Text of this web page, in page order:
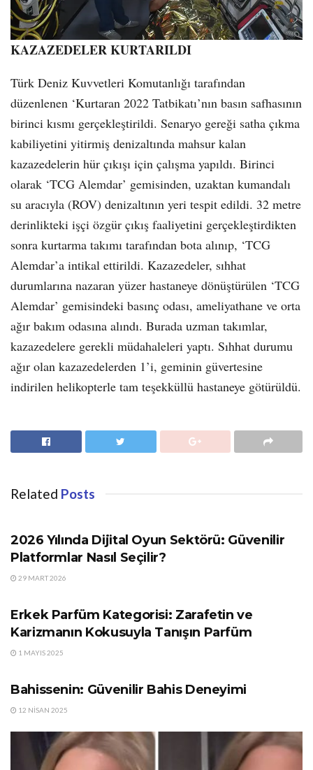
KAZAZEDELER KURTARILDI
Türk Deniz Kuvvetleri Komutanlığı tarafından
düzenlenen ‘Kurtaran 2022 Tatbikatı’nın basın safhasının
birinci kısmı gerçekleştirildi. Senaryo gereği satha çıkma
kabiliyetini yitirmiş denizaltında mahsur kalan
kazazedelerin hür çıkışı için çalışma yapıldı. Birinci
olarak ‘TCG Alemdar’ gemisinden, uzaktan kumandalı
su aracıyla (ROV) denizaltının yeri tespit edildi. 32 metre
derinlikteki işçi özgür çıkış faaliyetini gerçekleştirdikten
sonra kurtarma takımı tarafından bota alınıp, ‘TCG
Alemdar’a intikal ettirildi. Kazazedeler, sıhhat
durumlarına nazaran yüzer hastaneye dönüştürülen ‘TCG
Alemdar’ gemisindeki basınç odası, ameliyathane ve orta
ağır bakım odasına alındı. Burada uzman takımlar,
kazazedelere gerekli müdahaleleri yaptı. Sıhhat durumu
ağır olan kazazedelerden 1’i, geminin güvertesine
indirilen helikopterle tam teşekküllü hastaneye götürüldü.
Related Posts
2026 Yılında Dijital Oyun Sektörü: Güvenilir
Platformlar Nasıl Seçilir?
29 MART 2026
Erkek Parfüm Kategorisi: Zarafetin ve
Karizmanın Kokusuyla Tanışın Parfüm
1 MAYIS 2025
Bahissenin: Güvenilir Bahis Deneyimi
12 NISAN 2025